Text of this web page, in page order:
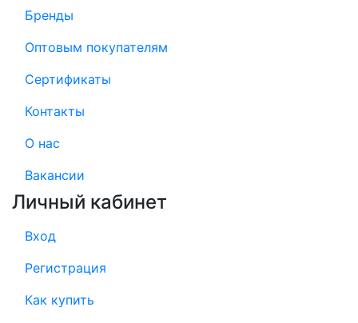
Бренды
Оптовым покупателям
Сертификаты
Контакты
О нас
Вакансии
Личный кабинет
Вход
Регистрация
Как купить